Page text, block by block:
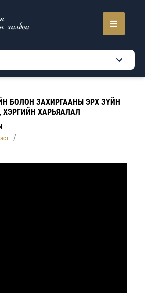
холбоо
БОЛОН ЗАХИРГААНЫ ЭРХ ЗҮЙН
ХЭРГИЙН ХАРЬЯАЛАЛ